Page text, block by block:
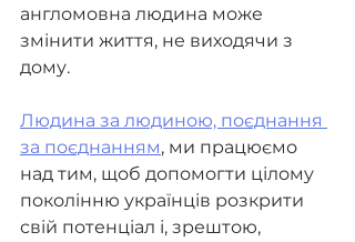
англомовна людина може
змінити життя, не виходячи з
дому.
Людина за людиною, поєднання
за поєднанням, ми працюємо
над тим, щоб допомогти цілому
поколінню українців розкрити
свій потенціал і, зрештою,